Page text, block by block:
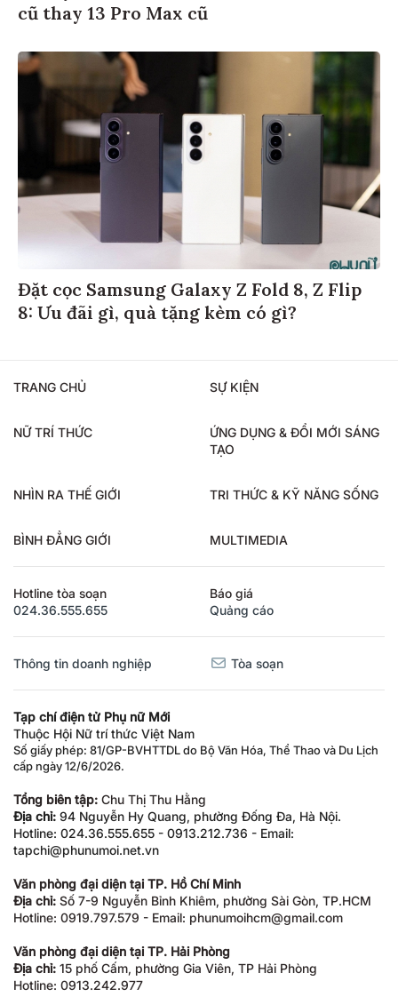
cũ thay 13 Pro Max cũ
Đặt cọc Samsung Galaxy Z Fold 8, Z Flip
8: Ưu đãi gì, quà tặng kèm có gì?
TRANG CHỦ SỰ KIỆN
NỮ TRÍ THỨC
ỨNG DỤNG & ĐỔI MỚI SÁNG
TẠO
NHÌN RA THẾ GIỚI TRI THỨC & KỸ NĂNG SỐNG
BÌNH ĐẲNG GIỚI MULTIMEDIA
Hotline tòa soạn
024.36.555.655
Báo giá
Quảng cáo
Thông tin doanh nghiệp Tòa soạn
Tạp chí điện tử Phụ nữ Mới
Thuộc Hội Nữ trí thức Việt Nam
Số giấy phép: 81/GP-BVHTTDL do Bộ Văn Hóa, Thể Thao và Du Lịch
cấp ngày 12/6/2026.
Tổng biên tập: Chu Thị Thu Hằng
Địa chỉ: 94 Nguyễn Hy Quang, phường Đống Đa, Hà Nội.
Hotline: 024.36.555.655 - 0913.212.736 - Email:
tapchi@phunumoi.net.vn
Văn phòng đại diện tại TP. Hồ Chí Minh
Địa chỉ: Số 7-9 Nguyễn Bỉnh Khiêm, phường Sài Gòn, TP.HCM
Hotline: 0919.797.579 - Email: phunumoihcm@gmail.com
Văn phòng đại diện tại TP. Hải Phòng
Địa chỉ: 15 phố Cấm, phường Gia Viên, TP Hải Phòng
Hotline: 0913.242.977